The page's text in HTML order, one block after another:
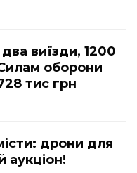
виїзди, 1200
оборони
тис грн
дрони для
аукціон!